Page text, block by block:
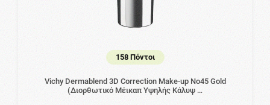
158 Πόντοι
Vichy Dermablend 3D Correction Make-up No45 Gold
(Διορθωτικό Μέικαπ Υψηλής Κάλυψ …